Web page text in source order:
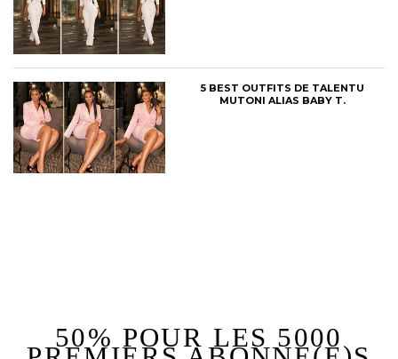
5 BEST OUTFITS DE TALENTU
MUTONI ALIAS BABY T.
50% POUR LES 5000